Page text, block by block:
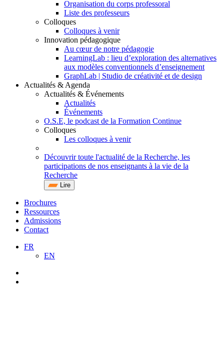
Organisation du corps professoral
Liste des professeurs
Colloques
Colloques à venir
Innovation pédagogique
Au cœur de notre pédagogie
LearningLab : lieu d’exploration des alternatives
aux modèles conventionnels d’enseignement
GraphLab | Studio de créativité et de design
Actualités & Agenda
Actualités & Événements
Actualités
Événements
O.S.E, le podcast de la Formation Continue
Colloques
Les colloques à venir
Découvrir toute l'actualité de la Recherche, les
participations de nos enseignants à la vie de la
Recherche
Lire
Brochures
Ressources
Admissions
Contact
FR
EN